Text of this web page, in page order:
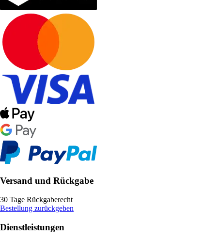
Versand und Rückgabe
30 Tage Rückgaberecht
Bestellung zurückgeben
Dienstleistungen